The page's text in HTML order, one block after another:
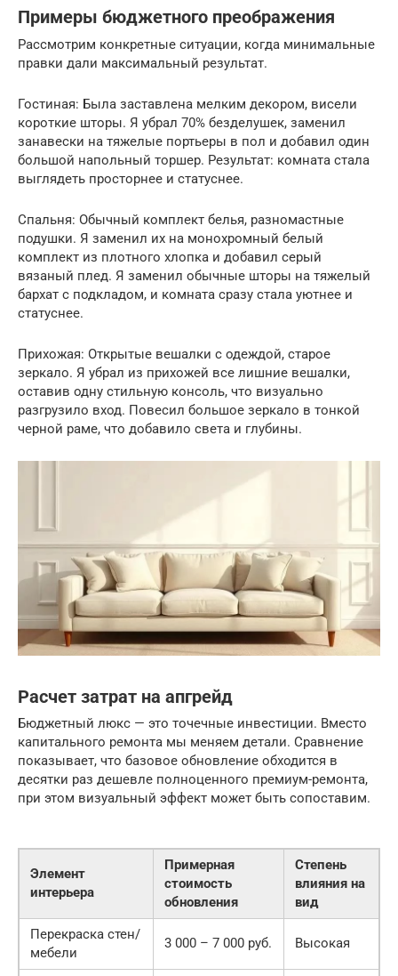
Примеры бюджетного преображения
Рассмотрим конкретные ситуации, когда минимальные
правки дали максимальный результат.
Гостиная: Была заставлена мелким декором, висели
короткие шторы. Я убрал 70% безделушек, заменил
занавески на тяжелые портьеры в пол и добавил один
большой напольный торшер. Результат: комната стала
выглядеть просторнее и статуснее.
Спальня: Обычный комплект белья, разномастные
подушки. Я заменил их на монохромный белый
комплект из плотного хлопка и добавил серый
вязаный плед. Я заменил обычные шторы на тяжелый
бархат с подкладом, и комната сразу стала уютнее и
статуснее.
Прихожая: Открытые вешалки с одеждой, старое
зеркало. Я убрал из прихожей все лишние вешалки,
оставив одну стильную консоль, что визуально
разгрузило вход. Повесил большое зеркало в тонкой
черной раме, что добавило света и глубины.
Расчет затрат на апгрейд
Бюджетный люкс — это точечные инвестиции. Вместо
капитального ремонта мы меняем детали. Сравнение
показывает, что базовое обновление обходится в
десятки раз дешевле полноценного премиум-ремонта,
при этом визуальный эффект может быть сопоставим.
Элемент
интерьера
Примерная
стоимость
обновления
Степень
влияния на
вид
Перекраска стен/
мебели
3 000 – 7 000 руб. Высокая